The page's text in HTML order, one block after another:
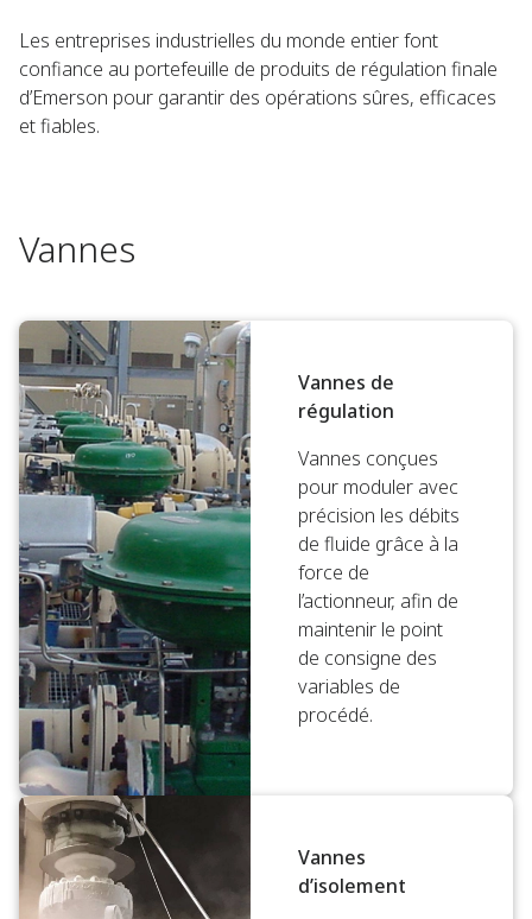
Les entreprises industrielles du monde entier font
confiance au portefeuille de produits de régulation finale
d’Emerson pour garantir des opérations sûres, efficaces
et fiables.
Vannes
Vannes de
régulation
Vannes conçues
pour moduler avec
précision les débits
de fluide grâce à la
force de
l’actionneur, afin de
maintenir le point
de consigne des
variables de
procédé.
Vannes
d’isolement